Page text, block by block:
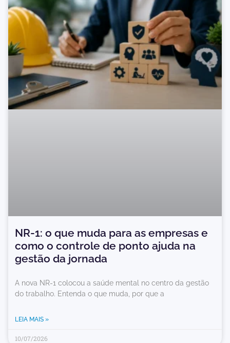
NR-1: o que muda para as empresas e
como o controle de ponto ajuda na
gestão da jornada
A nova NR-1 colocou a saúde mental no centro da gestão
do trabalho. Entenda o que muda, por que a
LEIA MAIS »
10/07/2026